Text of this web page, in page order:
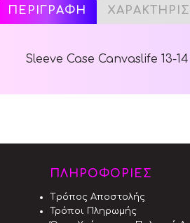
ΠΕΡΙΓΡΑΦΗ
Sleeve Case Canvaslife 13-
ΠΛΗΡΟΦΟΡΙΕΣ
Tρόπος Aποστολής
Τρόποι Πληρωμής